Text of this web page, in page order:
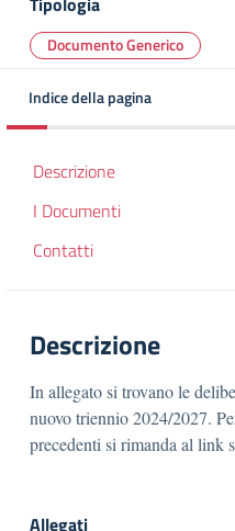
Documento Generico
Indice della pagina
Descrizione
I Documenti
Contatti
Descrizione
In allegato si trovano le
nuovo triennio 2024/2027.
precedenti si rimanda al link
Allegati